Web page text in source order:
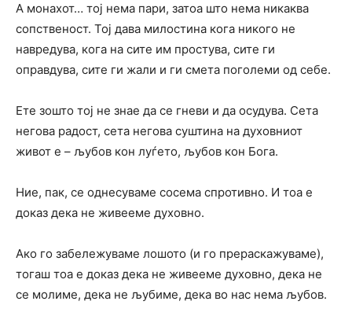
А монахот… тој нема пари, затоа што нема никаква
сопственост. Тој дава милостина кога никого не
навредува, кога на сите им простува, сите ги
оправдува, сите ги жали и ги смета поголеми од себе.
Ете зошто тој не знае да се гневи и да осудува. Сета
негова радост, сета негова суштина на духовниот
живот е – љубов кон луѓето, љубов кон Бога.
Ние, пак, се однесуваме сосема спротивно. И тоа е
доказ дека не живееме духовно.
Ако го забележуваме лошото (и го прераскажуваме),
тогаш тоа е доказ дека не живееме духовно, дека не
се молиме, дека не љубиме, дека во нас нема љубов.